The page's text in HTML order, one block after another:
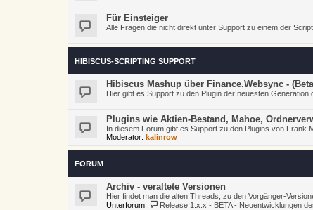
Für Einsteiger
Alle Fragen die nicht direkt unter Support zu einem der
HIBISCUS-SCRIPTING SUPPORT
Hibiscus Mashup über Finance.Websync -
Hier gibt es Support zu den Plugin der neuesten
Plugins wie Aktien-Bestand, Mahoe,
In diesem Forum gibt es Support zu den Plugins von Frank
Moderator: kalinrow
FORUM
Archiv - veraltete Versionen
Hier findet man die alten Threads, zu den Vorgänger-
Unterforum:
Release 1.x.x - BETA - Neuentwicklungen